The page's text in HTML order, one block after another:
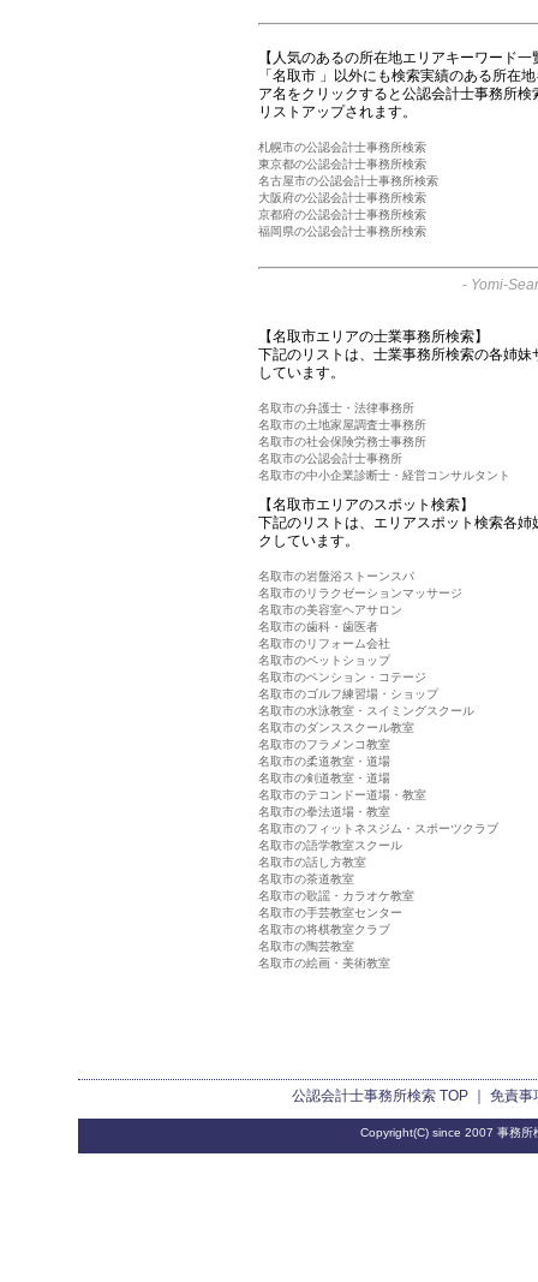
【人気のあるの所在地エリアキーワード一
「名取市 」以外にも検索実績のある所在
ア名をクリックすると公認会計士事務所
リストアップされます。
札幌市の公認会計士事務所検索
東京都の公認会計士事務所検索
名古屋市の公認会計士事務所検索
大阪府の公認会計士事務所検索
京都府の公認会計士事務所検索
福岡県の公認会計士事務所検索
- Yomi-
【名取市エリアの士業事務所検索】
下記のリストは、士業事務所検索の各姉
しています。
名取市の弁護士・法律事務所
名取市の土地家屋調査士事務所
名取市の社会保険労務士事務所
名取市の公認会計士事務所
名取市の中小企業診断士・経営コンサルタント
【名取市エリアのスポット検索】
下記のリストは、エリアスポット検索各
クしています。
名取市の岩盤浴ストーンスパ
名取市のリラクゼーションマッサージ
名取市の美容室ヘアサロン
名取市の歯科・歯医者
名取市のリフォーム会社
名取市のペットショップ
名取市のペンション・コテージ
名取市のゴルフ練習場・ショップ
名取市の水泳教室・スイミングスクール
名取市のダンススクール教室
名取市のフラメンコ教室
名取市の柔道教室・道場
名取市の剣道教室・道場
名取市のテコンドー道場・教室
名取市の拳法道場・教室
名取市のフィットネスジム・スポーツクラブ
名取市の語学教室スクール
名取市の話し方教室
名取市の茶道教室
名取市の歌謡・カラオケ教室
名取市の手芸教室センター
名取市の将棋教室クラブ
名取市の陶芸教室
名取市の絵画・美術教室
公認会計士事務所検索TOP ｜ 免責事
Copyright(C) since 2007 事務所